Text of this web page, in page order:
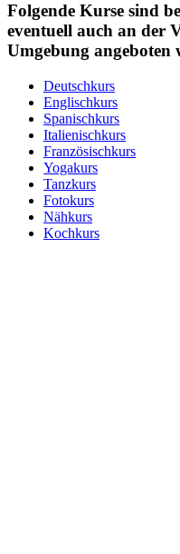
Folgende Kurse sind
eventuell auch an der
Umgebung angeboten
Deutschkurs
Englischkurs
Spanischkurs
Italienischkurs
Französischkurs
Yogakurs
Tanzkurs
Fotokurs
Nähkurs
Kochkurs